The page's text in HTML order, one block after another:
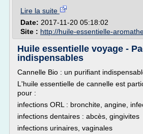
Lire la suite
Date: 2017-11-20 05:18:02
Site : http://huile-essentielle-
Huile essentielle voyage -
indispensables
Cannelle Bio : un purifiant
L'huile essentielle de cannelle est
pour :
infections ORL : bronchite, angine,
infections dentaires : abcès, gingivites
infections urinaires, vaginales